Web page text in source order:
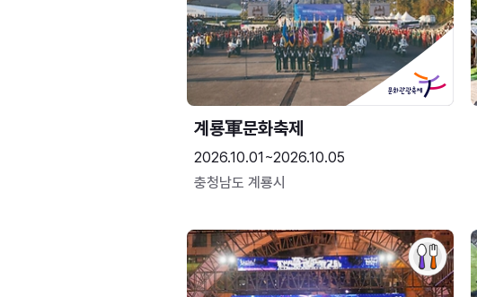
2026.10.01~2026.10.05
충청남도 계룡시